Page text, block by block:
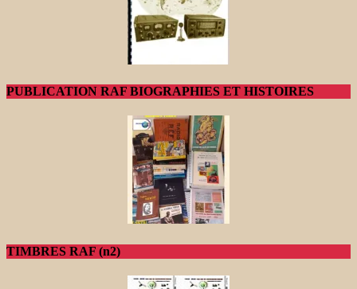
PUBLICATION RAF BIOGRAPHIES ET HISTOIRES
TIMBRES RAF (n2)